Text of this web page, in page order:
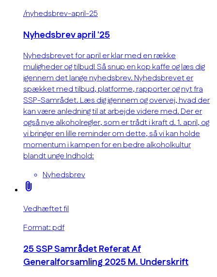
/nyhedsbrev-april-25
Nyhedsbrev april '25
Nyhedsbrevet for april er klar med en række
muligheder og tilbud! Så snup en kop kaffe og læs dig
igennem det lange nyhedsbrev. Nyhedsbrevet er
spækket med tilbud, platforme, rapporter og nyt fra
SSP-Samrådet. Læs dig igennem og overvej, hvad der
kan være anledning til at arbejde videre med. Der er
også nye alkoholregler, som er trådt i kraft d. 1. april, og
vi bringer en lille reminder om dette, så vi kan holde
momentum i kampen for en bedre alkoholkultur
blandt unge Indhold:
Nyhedsbrev
attach_file
Vedhæftet fil
Format: pdf
25 SSP Samrådet Referat Af
Generalforsamling 2025 M. Underskrift